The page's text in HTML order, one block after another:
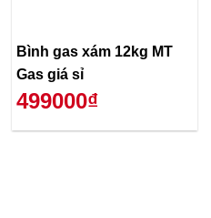
Bình gas xám 12kg MT
Gas giá sỉ
499000₫